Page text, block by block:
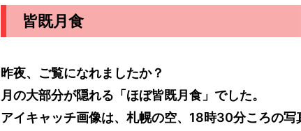
皆既月食
昨夜、ご覧になれましたか？
月の大部分が隠れる「ほぼ皆既月食」でした。
アイキャッチ画像は、札幌の空、18時30分ころの写